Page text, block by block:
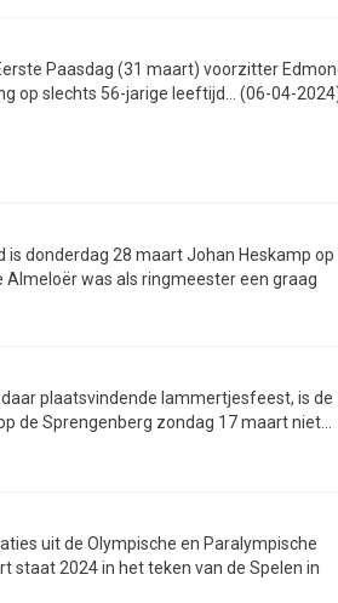
Paasdag (31 maart) voorzitter
op slechts 56-jarige leeftijd... (06-04-
is donderdag 28 maart Johan Heskamp op
Almeloër was als ringmeester een graag
plaatsvindende lammertjesfeest, is de
de Sprengenberg zondag 17 maart niet...
uit de Olympische en Paralympische
staat 2024 in het teken van de Spelen in